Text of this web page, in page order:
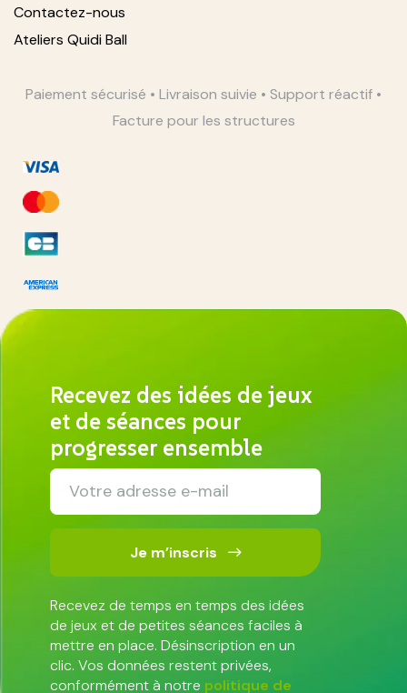
Contactez-nous
Ateliers Quidi Ball
Paiement sécurisé • Livraison suivie • Support réactif •
Facture pour les structures
Recevez des idées de jeux
et de séances pour
progresser ensemble
Je m’inscris
Recevez de temps en temps des idées
de jeux et de petites séances faciles à
mettre en place. Désinscription en un
clic. Vos données restent privées,
conformément à notre politique de